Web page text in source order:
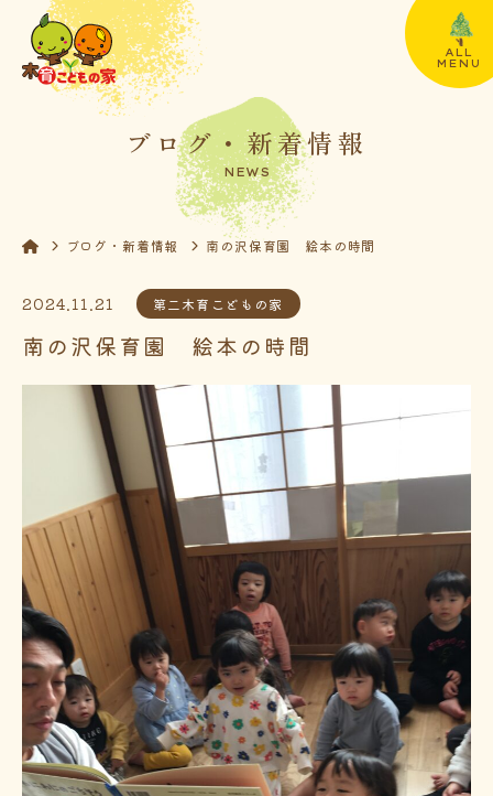
ALL
MENU
ブログ・新着情報
NEWS
ブログ・新着情報 南の沢保育園 絵本の時間
2024.11.21 第二木育こどもの家
南の沢保育園 絵本の時間